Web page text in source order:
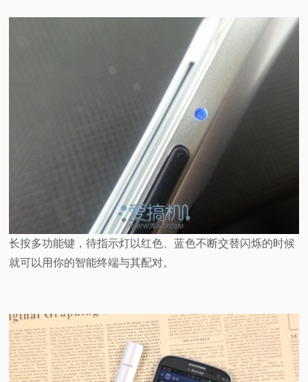
长按多功能键，待指示灯以红色、蓝色不断交替闪烁的时候
就可以用你的智能终端与其配对。